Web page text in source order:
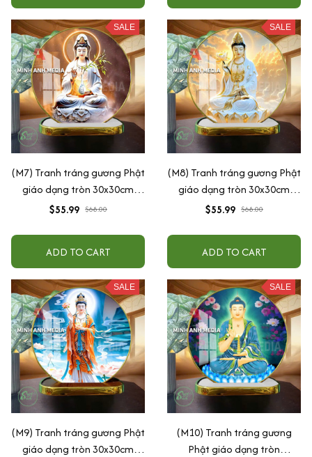
SALE
(M7) Tranh tráng gương Phật
giáo dạng tròn 30x30cm
(Tặng đế để bàn)
$55.99 $68.00
ADD TO CART
SALE
(M8) Tranh tráng gương Phật
giáo dạng tròn 30x30cm
(Tặng đế để bàn)
$55.99 $68.00
ADD TO CART
SALE
(M9) Tranh tráng gương Phật
giáo dạng tròn 30x30cm
SALE
(M10) Tranh tráng gương
Phật giáo dạng tròn